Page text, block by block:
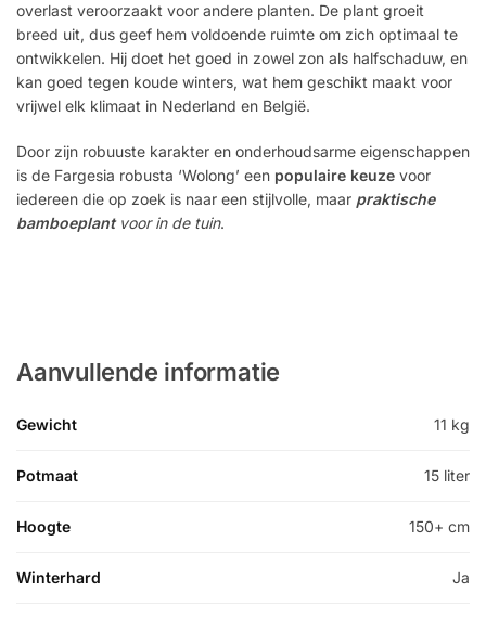
overlast veroorzaakt voor andere planten. De plant groeit
breed uit, dus geef hem voldoende ruimte om zich optimaal te
ontwikkelen. Hij doet het goed in zowel zon als halfschaduw, en
kan goed tegen koude winters, wat hem geschikt maakt voor
vrijwel elk klimaat in Nederland en België.
Door zijn robuuste karakter en onderhoudsarme eigenschappen
is de Fargesia robusta ‘Wolong’ een populaire keuze voor
iedereen die op zoek is naar een stijlvolle, maar praktische
bamboeplantvoor in de tuin.
Aanvullende informatie
Gewicht 11 kg
Potmaat 15 liter
Hoogte 150+ cm
Winterhard Ja